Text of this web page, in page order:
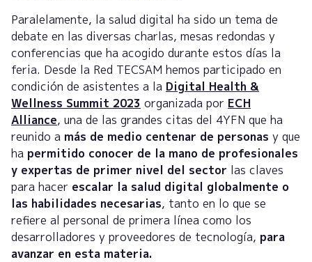
Paralelamente, la salud digital ha sido un tema de
debate en las diversas charlas, mesas redondas y
conferencias que ha acogido durante estos días la
feria. Desde la Red TECSAM hemos participado en
condición de asistentes a la Digital Health &
Wellness Summit 2023 organizada por ECH
Alliance, una de las grandes citas del 4YFN que ha
reunido a más de medio centenar de personas y que
ha permitido conocer de la mano de profesionales
y expertas de primer nivel del sector las claves
para hacer escalar la salud digital globalmente o
las habilidades necesarias, tanto en lo que se
refiere al personal de primera línea como los
desarrolladores y proveedores de tecnología, para
avanzar en esta materia.